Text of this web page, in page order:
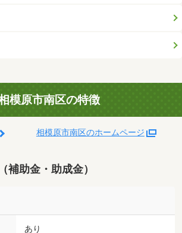
模原市南区の特徴
相模原市南区のホームページ
補助金・助成金）
あり